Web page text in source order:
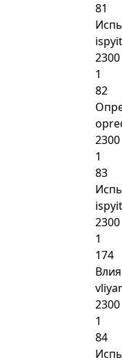
81
2300
1
82
2300
1
83
2300
1
174
2300
1
84